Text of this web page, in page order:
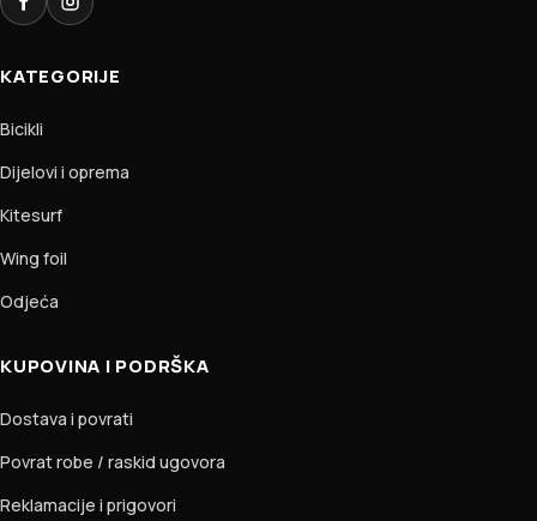
FacebookInstagram
KATEGORIJE
Bicikli
Dijelovi i oprema
Kitesurf
Wing foil
Odjeća
KUPOVINA I PODRŠKA
Dostava i povrati
Povrat robe / raskid ugovora
Reklamacije i prigovori